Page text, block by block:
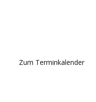
Zum Terminkalender